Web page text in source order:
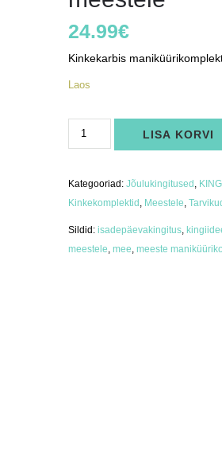
24.99€
Kinkekarbis
Laos
maniküürikomplekt
meestele
LISA KORVI
Kategooriad:Jõulukingitused
Kinkekomplektid Meestele ,
Sildid:isadepäevakingitus ,
meestele ,mee ,meeste